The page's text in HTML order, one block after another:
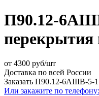
П90.12-
перекрытия
от 4300 руб/шт
Доставка по всей России
Заказать П90.12-6АIIIВ-5-1
Или закажите по телефону: